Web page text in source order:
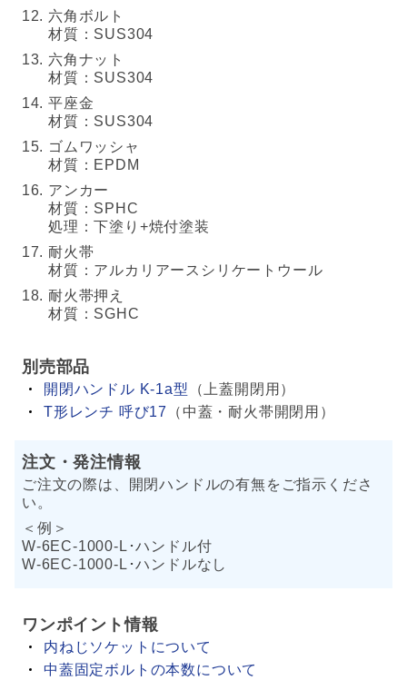
六角ボルト
材質：SUS304
六角ナット
材質：SUS304
平座金
材質：SUS304
ゴムワッシャ
材質：EPDM
アンカー
材質：SPHC
処理：下塗り+焼付塗装
耐火帯
材質：アルカリアースシリケートウール
耐火帯押え
材質：SGHC
別売部品
開閉ハンドル K-1a型 （上蓋開閉用）
T形レンチ 呼び17
（中蓋・耐火帯開閉用）
注文・発注情報
ご注文の際は、開閉ハンドルの有無をご指示くださ
い。
＜例＞
W-6EC-1000-L･ハンドル付
W-6EC-1000-L･ハンドルなし
ワンポイント情報
内ねじソケットについて
中蓋固定ボルトの本数について